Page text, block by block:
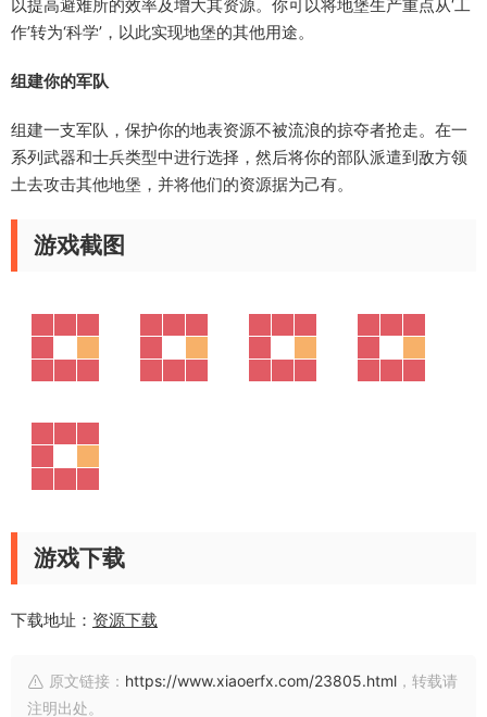
以提高避难所的效率及增大其资源。你可以将地堡生产重点从‘工
作’转为‘科学’，以此实现地堡的其他用途。
组建你的军队
组建一支军队，保护你的地表资源不被流浪的掠夺者抢走。在一
系列武器和士兵类型中进行选择，然后将你的部队派遣到敌方领
土去攻击其他地堡，并将他们的资源据为己有。
游戏截图
游戏下载
下载地址： 资源下载
原文链接： https://www.xiaoerfx.com/23805.html ，转载请
注明出处。